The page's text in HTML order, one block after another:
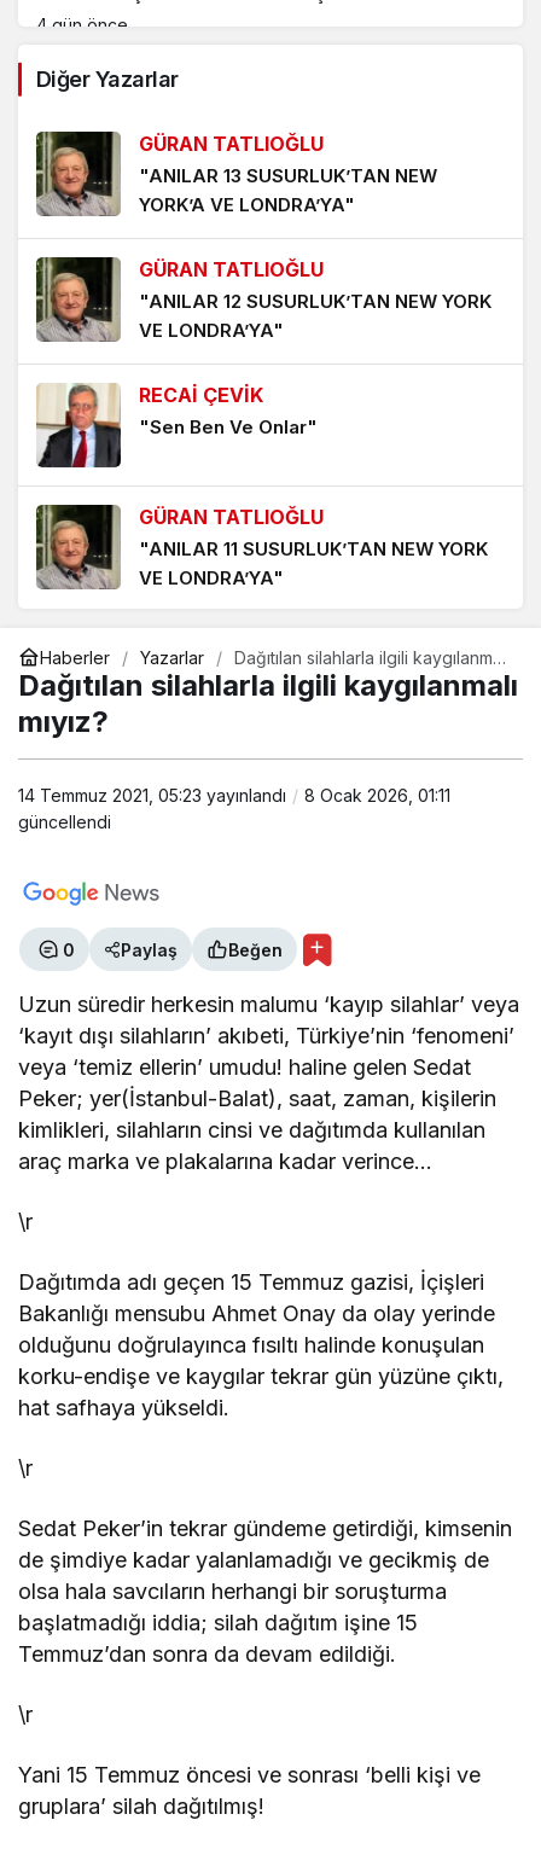
4 gün önce
KIRSAL ALANDA KAYNAK MAKİNESİNDEN ÇIKAN
5 gün önce
PORT BAGAJ, ARAÇ ÜSTÜ ÇADIR VE KAYAK
TAŞIMA APARATLARININ SEBEP OLDUĞU TRAFİK
KAZALARI ‘UMARIM’ ARTMAZ
1 hafta önce
YENİDEN YAZILAN ‘AMAN PETROL CANIM PETROL’
ŞARKISI
1 hafta önce
‘YENİDEN AKÇAYPORT’ KALICI OLMALI
1 hafta önce
TERS DURAN TERAZİ KEFESİNDEN DÜŞEN İNTİBAK
YASASI
Diğer Yazarlar
GÜRAN TATLIOĞLU
"ANILAR 13 SUSURLUK’TAN NEW
YORK’A VE LONDRA’YA"
GÜRAN TATLIOĞLU
"ANILAR 12 SUSURLUK’TAN NEW YORK
VE LONDRA’YA"
RECAİ ÇEVİK
"Sen Ben Ve Onlar"
GÜRAN TATLIOĞLU
"ANILAR 11 SUSURLUK’TAN NEW YORK
VE LONDRA’YA"
"HERŞEYE RAĞMEN BALIKESİRSPOR"
ÖNDER BALIKÇI
"Avcılık cinayettir!"
MUHARREM KAYNAK
ALP KAAN
"ÖRT Kİ ÖLEM"
RECAİ ÇEVİK
"Savruk düşünceler"
"CHP’deki avukatlar!"
Haberler Yazarlar
Dağıtılan silahlarla ilgili kaygılanmalı
mıyız?
Dağıtılan silahlarla ilgili kaygılanmalı
mıyız?
14 Temmuz 2021, 05:23 yayınlandı
8 Ocak 2026, 01:11
güncellendi
0 Paylaş Beğen
Uzun süredir herkesin malumu ‘kayıp silahlar’ veya
‘kayıt dışı silahların’ akıbeti, Türkiye’nin ‘fenomeni’
veya ‘temiz ellerin’ umudu! haline gelen Sedat
Peker; yer(İstanbul-Balat), saat, zaman, kişilerin
kimlikleri, silahların cinsi ve dağıtımda kullanılan
araç marka ve plakalarına kadar verince…
\r
Dağıtımda adı geçen 15 Temmuz gazisi, İçişleri
Bakanlığı mensubu Ahmet Onay da olay yerinde
olduğunu doğrulayınca fısıltı halinde konuşulan
korku-endişe ve kaygılar tekrar gün yüzüne çıktı,
hat safhaya yükseldi.
\r
Sedat Peker’in tekrar gündeme getirdiği, kimsenin
de şimdiye kadar yalanlamadığı ve gecikmiş de
olsa hala savcıların herhangi bir soruşturma
başlatmadığı iddia; silah dağıtım işine 15
Temmuz’dan sonra da devam edildiği.
\r
Yani 15 Temmuz öncesi ve sonrası ‘belli kişi ve
gruplara’ silah dağıtılmış!